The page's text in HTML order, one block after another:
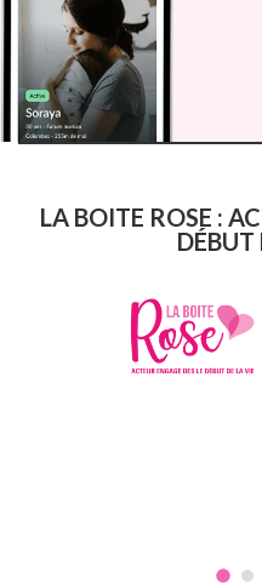
LA BOITE ROSE :
DÉBUT